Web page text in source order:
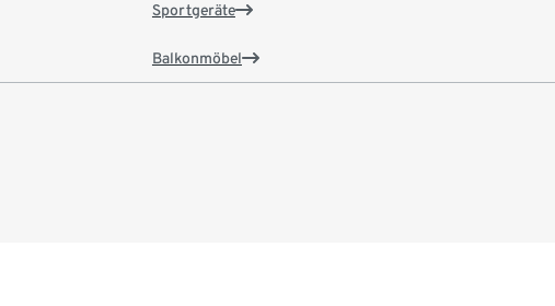
Sportgeräte
Balkonmöbel